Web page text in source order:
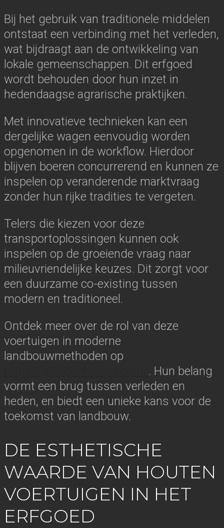
Bij het gebruik van traditionele middelen
ontstaat een verbinding met het verleden,
wat bijdraagt aan de ontwikkeling van
lokale gemeenschappen. Dit erfgoed
wordt behouden door hun inzet in
hedendaagse agrarische praktijken.
Met innovatieve technieken kan een
dergelijke wagen eenvoudig worden
opgenomen in de workflow. Hierdoor
blijven boeren concurrerend en kunnen ze
inspelen op veranderende marktvraag
zonder hun rijke tradities te vergeten.
Telers die kiezen voor deze
transportoplossingen kunnen ook
inspelen op de groeiende vraag naar
milieuvriendelijke keuzes. Dit zorgt voor
een duurzame co-existing tussen
modern en traditioneel.
Ontdek meer over de rol van deze
voertuigen in moderne
landbouwmethoden op
. Hun belang
vormt een brug tussen verleden en
heden, en biedt een unieke kans voor de
toekomst van landbouw.
DE ESTHETISCHE
WAARDE VAN HOUTEN
VOERTUIGEN IN HET
ERFGOED